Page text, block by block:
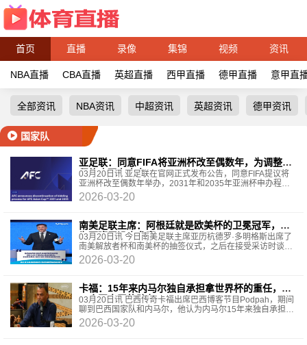
首页 直播 录像 集锦 视频 资讯
NBA直播 CBA直播 英超直播 西甲直播 德甲直播 意甲直
全部资讯 NBA资讯 中超资讯 英超资讯 德甲资讯
国家队
亚足联：同意FIFA将亚洲杯改至偶数年，为调整赛
程终止现有申办
03月20日讯 亚足联在官网正式发布公告，同意FIFA提议将
亚洲杯改至偶数年举办，2031年和2035年亚洲杯申办程序
已经终止。2004年中国亚洲杯后，亚足联为避免与奥运
2026-03-20
南美足联主席：阿根廷就是欧美杯的卫冕冠军，因
为西班牙没来参赛
03月20日讯 今日南美足联主席亚历杭德罗·多明格斯出席了
南美解放者杯和南美杯的抽签仪式，之后在接受采访时谈到
了被取消的欧美杯。多明格斯：“如果我们按网
2026-03-20
卡福：15年来内马尔独自承担拿世界杯的重任，没
一个同水平的队友
03月20日讯 巴西传奇卡福出席巴西博客节目Podpah，期间
聊到巴西国家队和内马尔，他认为内马尔15年来独自承担着
带巴西赢得世界杯的重任，身边没有一个水平匹配的
2026-03-20